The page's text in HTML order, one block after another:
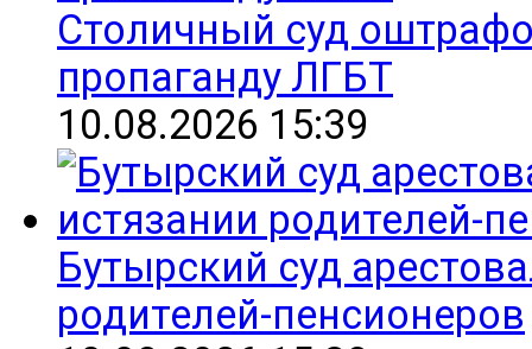
Столичный суд
пропаганду ЛГБТ
10.08.2026 15:39
Бутырский суд
родителей-пенсионеров